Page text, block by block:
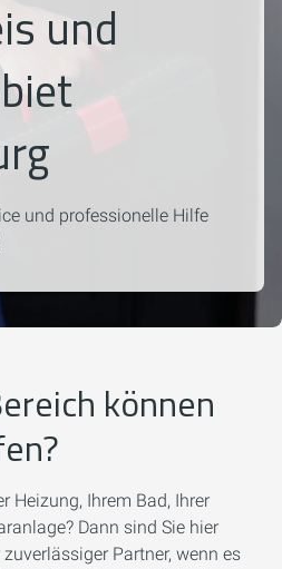
und
und professionelle Hilfe
können
Heizung, Ihrem Bad, Ihrer
Dann sind Sie hier
Partner, wenn es